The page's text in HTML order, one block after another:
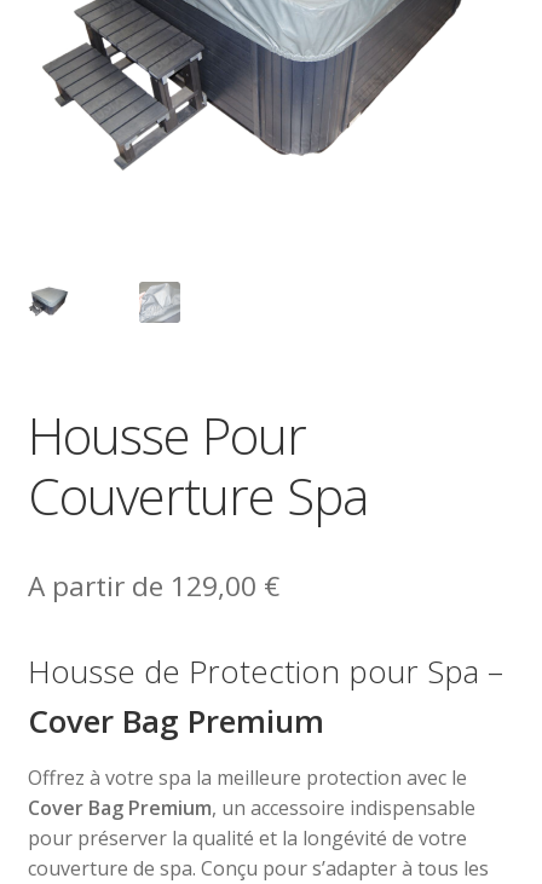
Housse Pour
Couverture Spa
A partir de 129,00 €
Housse de Protection pour Spa –
Cover Bag Premium
Offrez à votre spa la meilleure protection avec le
Cover Bag Premium, un accessoire indispensable
pour préserver la qualité et la longévité de votre
couverture de spa. Conçu pour s’adapter à tous les